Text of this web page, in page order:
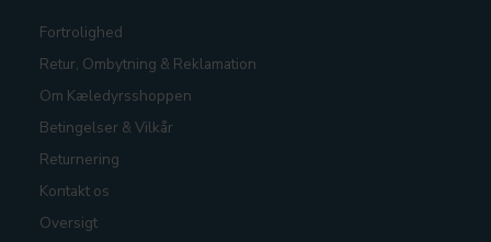
Fortrolighed
Retur, Ombytning & Reklamation
Om Kæledyrsshoppen
Betingelser & Vilkår
Returnering
Kontakt os
Oversigt